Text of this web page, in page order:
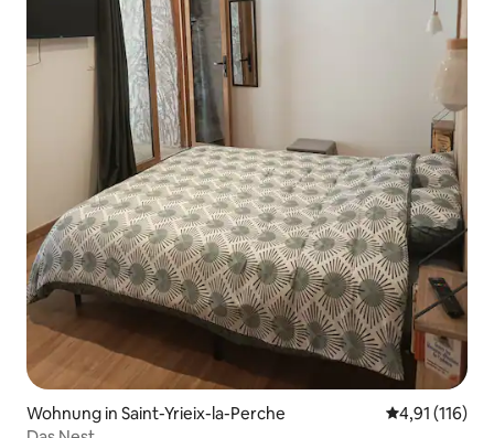
Wohnung in Saint-Yrieix-la-Perche
4,91 (116)